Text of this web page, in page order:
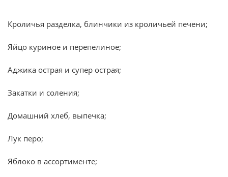
Кроличья разделка, блинчики из кроличьей печени;
Яйцо куриное и перепелиное;
Аджика острая и супер острая;
Закатки и соления;
Домашний хлеб, выпечка;
Лук перо;
Яблоко в ассортименте;